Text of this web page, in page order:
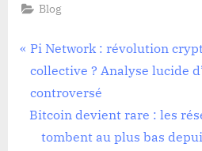
Blog
Navigation
de
l’article
P
r
e
v
Pi Network : révolution
collective ? Analyse lucide
controversé
N
Bitcoin devient rare : les
tombent au plus bas